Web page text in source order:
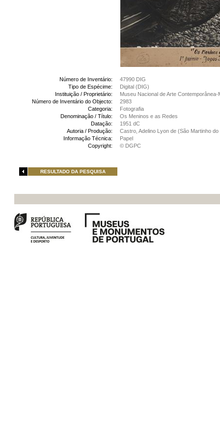
Número de Inventário:
47990 DIG
Tipo de Espécime:
Digital (DIG)
Instituição / Proprietário:
Museu Nacional de Arte Contemporânea-
Número de Inventário do Objecto:
2983
Categoria:
Fotografia
Denominação / Título:
Os Meninos e as Redes
Datação:
1951 dC
Autoria / Produção:
Castro, Adelino Lyon de (São Martinho
Informação Técnica:
Papel
Copyright:
© DGPC
RESULTADO DA PESQUISA